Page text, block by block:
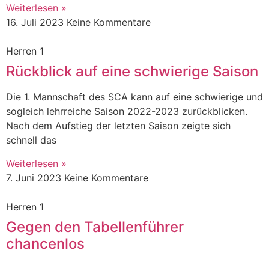
Weiterlesen »
16. Juli 2023 Keine Kommentare
Herren 1
Rückblick auf eine schwierige Saison
Die 1. Mannschaft des SCA kann auf eine schwierige und
sogleich lehrreiche Saison 2022-2023 zurückblicken.
Nach dem Aufstieg der letzten Saison zeigte sich
schnell das
Weiterlesen »
7. Juni 2023 Keine Kommentare
Herren 1
Gegen den Tabellenführer
chancenlos